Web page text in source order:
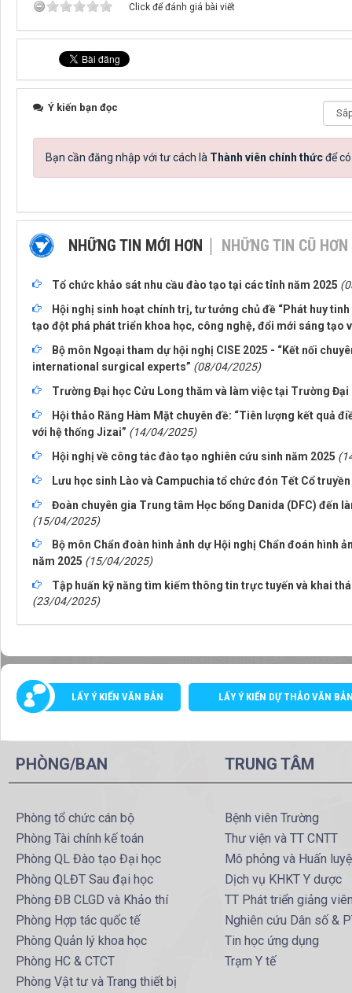
Click để đánh giá bài viết
Ý kiến bạn đọc
Bạn cần đăng nhập với tư cách là Thành viên chính thứcđể
NHỮNG TIN MỚI HƠN NHỮNG TIN CŨ HƠN
Tổ chức khảo sát nhu cầu đào tạo tại các tỉnh năm 2025
Hội nghị sinh hoạt chính trị, tư tưởng chủ đề “Phát huy
tạo đột phá phát triển khoa học, công nghệ, đổi mới sáng tạo
Bộ môn Ngoại tham dự hội nghị CISE 2025 - “Kết nối
international surgical experts” (08/04/2025)
Trường Đại học Cửu Long thăm và làm việc tại Trường Đại
Hội thảo Răng Hàm Mặt chuyên đề: “Tiên lượng kết quả
với hệ thống Jizai” (14/04/2025)
Hội nghị về công tác đào tạo nghiên cứu sinh năm 2025
Lưu học sinh Lào và Campuchia tổ chức đón Tết Cổ
Đoàn chuyên gia Trung tâm Học bổng Danida (DFC) đến
(15/04/2025)
Bộ môn Chẩn đoàn hình ảnh dự Hội nghị Chẩn đoán hình
năm 2025 (15/04/2025)
Tập huấn kỹ năng tìm kiếm thông tin trực tuyến và khai
(23/04/2025)
LẤY Ý KIẾN VĂN BẢN LẤY Ý KIẾN DỰ THẢO VĂN
PHÒNG/BAN
Phòng tổ chức cán bộ
Phòng Tài chính kế toán
Phòng QL Đào tạo Đại học
Phòng QLĐT Sau đại học
Phòng ĐB CLGD và Khảo thí
Phòng Hợp tác quốc tế
Phòng Quản lý khoa học
Phòng HC & CTCT
Phòng Vật tư và Trang thiết bị
TRUNG TÂM
Bệnh viên Trường
Thư viện và TT CNTT
Mô phỏng và Huấn
Dịch vụ KHKT Y dược
TT Phát triển giảng
Nghiên cứu Dân số &
Tin học ứng dụng
Trạm Y tế